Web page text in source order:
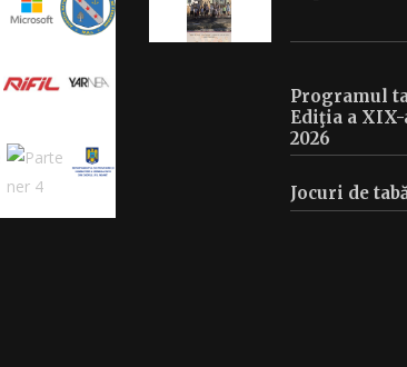
Programul
Ediţia a XIX-
2026
Jocuri de